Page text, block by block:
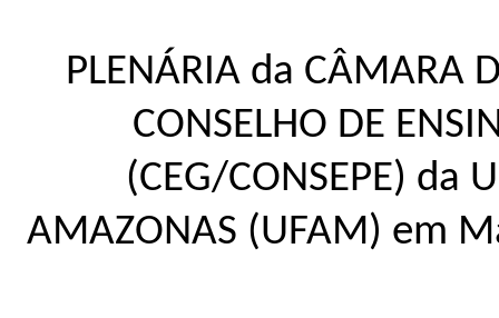
PLENÁRIA da CÂMARA
CONSELHO DE
(CEG/CONSEPE) da
AMAZONAS (UFAM) em